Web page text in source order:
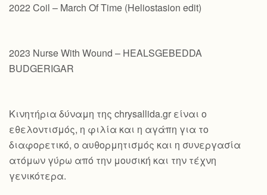
2022 Coil – March Of Time (Heliostasion edit)
2023 Nurse With Wound – HEALSGEBEDDA
BUDGERIGAR
Κινητήρια δύναμη της chrysallida.gr είναι ο
εθελοντισμός, η φιλία και η αγάπη για το
διαφορετικό, ο αυθορμητισμός και η συνεργασία
ατόμων γύρω από την μουσική και την τέχνη
γενικότερα.